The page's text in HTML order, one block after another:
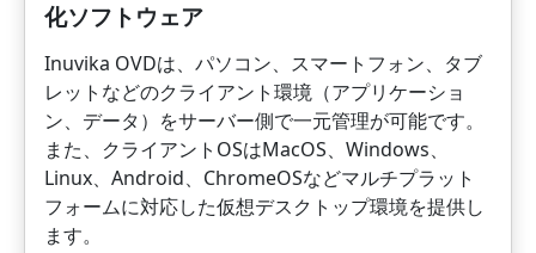
化ソフトウェア
Inuvika OVDは、パソコン、スマートフォン、タブ
レットなどのクライアント環境（アプリケーショ
ン、データ）をサーバー側で一元管理が可能です。
また、クライアントOSはMacOS、Windows、
Linux、Android、ChromeOSなどマルチプラット
フォームに対応した仮想デスクトップ環境を提供し
ます。